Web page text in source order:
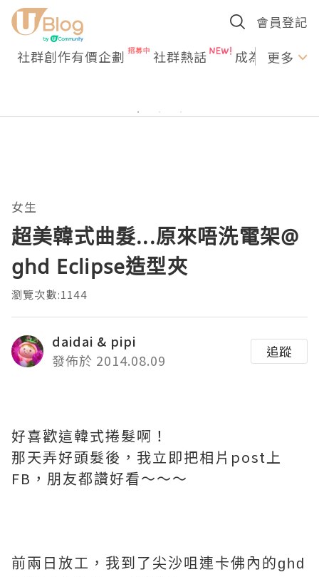
會員登記
社群創作有價企劃 社群熱話 成為U更多
女生
超美韓式曲髮...原來唔洗電架@
ghd Eclipse造型夾
瀏覽次數:1144
daidai & pipi
發佈於 2014.08.09
追蹤
好喜歡這韓式捲髮啊！
那天弄好頭髮後，我立即把相片post上
FB， 朋友都讚好看～～～
前兩日放工，我到了尖沙咀連卡佛內的ghd